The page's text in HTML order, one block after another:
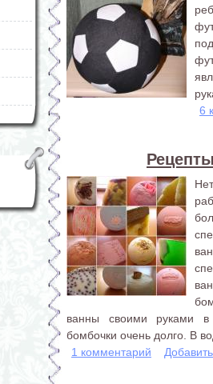
6
ванны своими руками в
бомбочки очень долго. В
1 комментарий